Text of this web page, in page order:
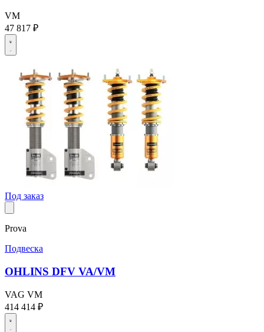
VM
47 817 ₽
Под заказ
Prova
Подвеска
OHLINS DFV VA/VM
VAG VM
414 414 ₽